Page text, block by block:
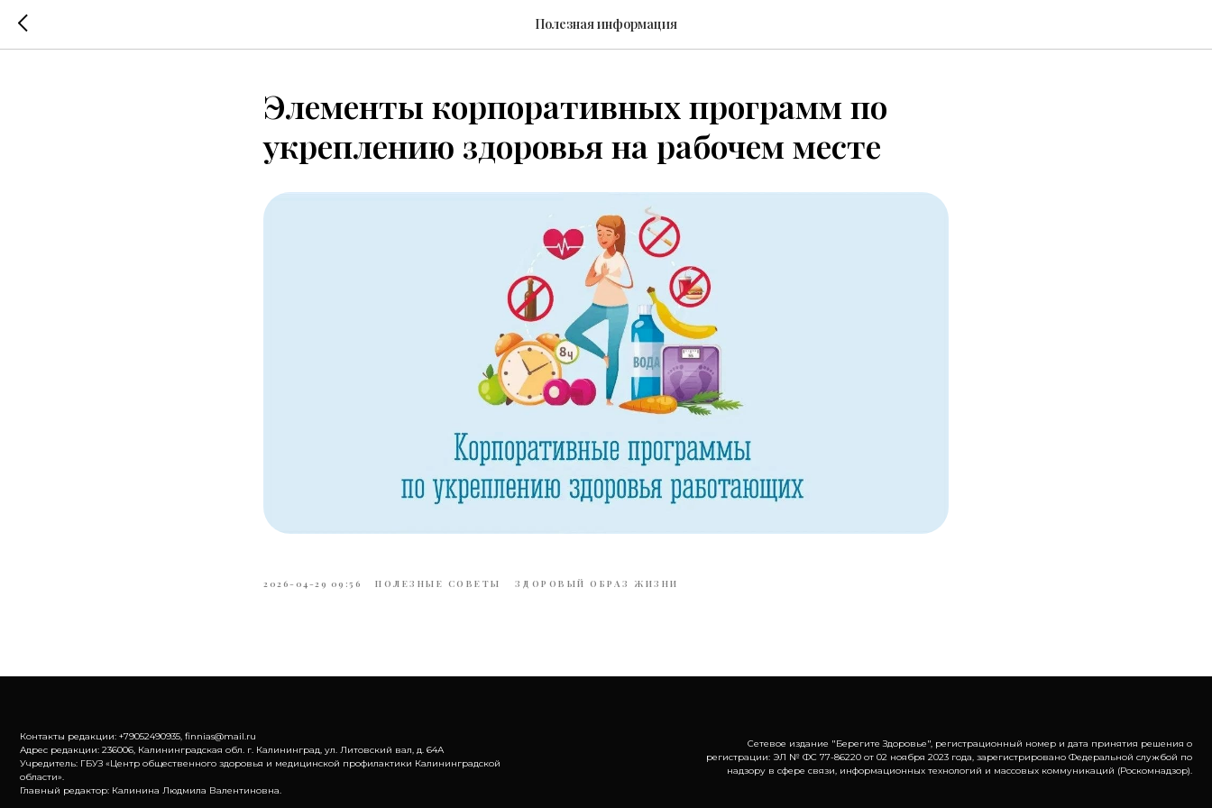
Полезная информация
Элементы корпоративных программ по
укреплению здоровья на рабочем месте
2026-04-29 09:56 ПОЛЕЗНЫЕ СОВЕТЫ ЗДОРОВЫЙ ОБРАЗ ЖИЗНИ
Контакты редакции: +79052490935, finnias@mail.ru
Адрес редакции: 236006, Калининградская обл. г. Калининград, ул. Литовский вал, д. 64А
Учредитель: ГБУЗ «Центр общественного здоровья и медицинской профилактики Калининградской
области».
Главный редактор: Калинина Людмила Валентиновна.
Сетевое издание "Берегите Здоровье", регистрационный номер и дата принятия решения о
регистрации: ЭЛ № ФС 77-86220 от 02 ноября 2023 года, зарегистрировано Федеральной службой по
надзору в сфере связи, информационных технологий и массовых коммуникаций (Роскомнадзор).